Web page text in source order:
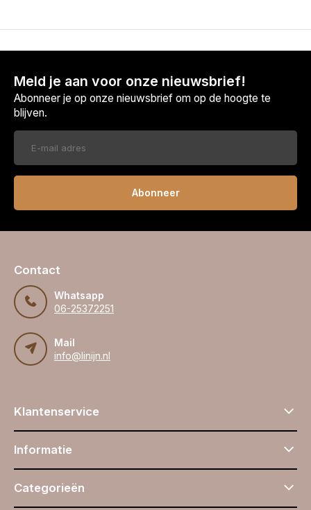
Meld je aan voor onze nieuwsbrief!
Abonneer je op onze nieuwsbrief om op de hoogte te
blijven.
Abonneer
Contact
Whatsapp
06-25372251
Mail
info@linijn.nl
Klantenservice
Informatie
Categorieën